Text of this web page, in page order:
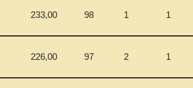
233,00 98 1 1
226,00 97 2 1